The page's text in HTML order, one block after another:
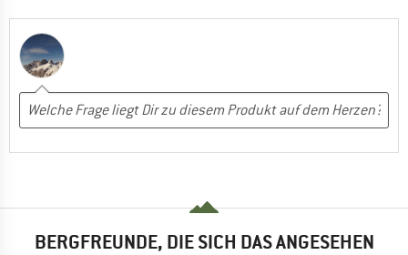
BERGFREUNDE, DIE SICH DAS ANGESEHEN